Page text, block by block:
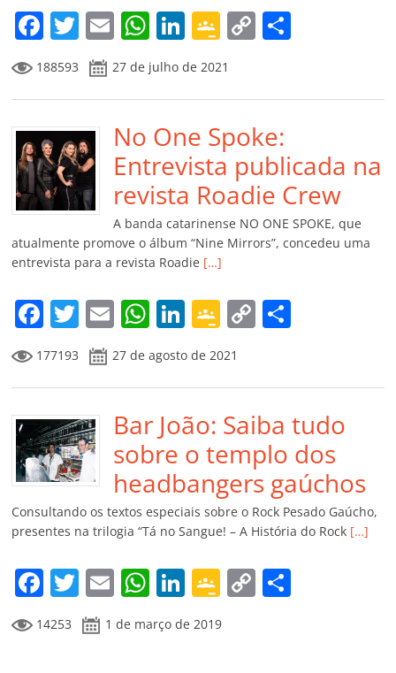
m
F
a
c
e
b
o
o
k
T
w
itt
er
E
m
ai
l
W
h
at
s
A
p
p
Li
n
k
e
dI
n
G
o
o
gl
e
Cl
a
ss
ro
o
m
C
y
Li
n
k
p
til
h
ar
188593 27 de julho de 2021
No One Spoke:
Entrevista publicada na
revista Roadie Crew
A banda catarinense NO ONE SPOKE, que
atualmente promove o álbum “Nine Mirrors”, concedeu uma
entrevista para a revista Roadie […]
F
a
c
e
b
o
o
k
T
w
itt
er
E
m
ai
l
W
at
s
A
p
p
Li
n
k
e
dI
n
G
o
o
gl
e
Cl
a
ss
ro
o
m
C
y
Li
n
k
p
ar
til
h
ar
177193 27 de agosto de 2021
Bar João: Saiba tudo
sobre o templo dos
headbangers gaúchos
Consultando os textos especiais sobre o Rock Pesado Gaúcho,
presentes na trilogia “Tá no Sangue! – A História do Rock […]
F
a
c
T
w
itt
E
m
ai
W
at
Li
n
k
G
o
o
C
14253 1 de março de 2019